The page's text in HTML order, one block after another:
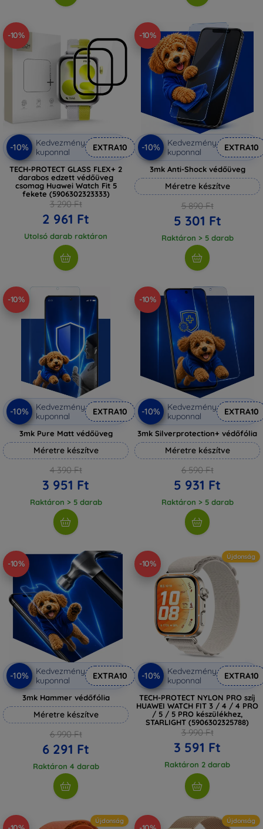
-10%
-10%
Kedvezmény
kuponnal
EXTRA10
TECH-PROTECT GLASS FLEX+ 2
darabos edzett védőüveg
csomag Huawei Watch Fit 5
fekete (5906302323333)
3 290 Ft
2 961 Ft
Utolsó darab raktáron
-10%
-10%
Kedvezmény
kuponnal
EXTRA10
3mk Anti-Shock védőüveg
Méretre készítve
5 890 Ft
5 301 Ft
Raktáron > 5 darab
-10%
-10%
Kedvezmény
kuponnal
EXTRA10
3mk Pure Matt védőüveg
Méretre készítve
4 390 Ft
3 951 Ft
Raktáron > 5 darab
-10%
-10%
Kedvezmény
kuponnal
EXTRA10
3mk Silverprotection+ védőfólia
Méretre készítve
6 590 Ft
5 931 Ft
Raktáron > 5 darab
-10%
-10%
Kedvezmény
kuponnal
EXTRA10
3mk Hammer védőfólia
Méretre készítve
6 990 Ft
6 291 Ft
Raktáron 4 darab
-10%
Újdonság
-10%
Kedvezmény
kuponnal
EXTRA10
TECH-PROTECT NYLON PRO szíj
HUAWEI WATCH FIT 3 / 4 / 4 PRO
/ 5 / 5 PRO készülékhez,
STARLIGHT (5906302325788)
3 990 Ft
3 591 Ft
Raktáron 2 darab
Újdonság Újdonság